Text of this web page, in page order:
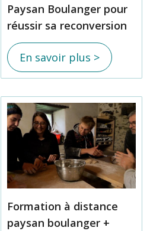
Paysan Boulanger pour
réussir sa reconversion
En savoir plus >
Formation à distance
paysan boulanger +